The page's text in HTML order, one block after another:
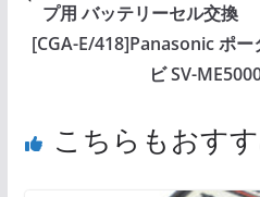
プ用 バッテリーセル交換
[CGA-E/418]Panasonic ポ
ビ SV-
こちらもおす